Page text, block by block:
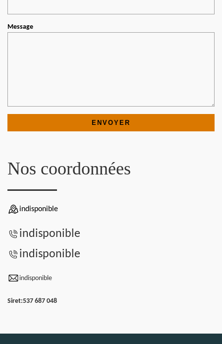
Message
Nos coordonnées
indisponible
indisponible
indisponible
indisponible
Siret:537 687 048